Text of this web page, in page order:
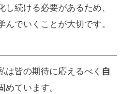
し続ける必要があるため、
んでいくことが大切です。
は皆の期待に応えるべく 自
めています。